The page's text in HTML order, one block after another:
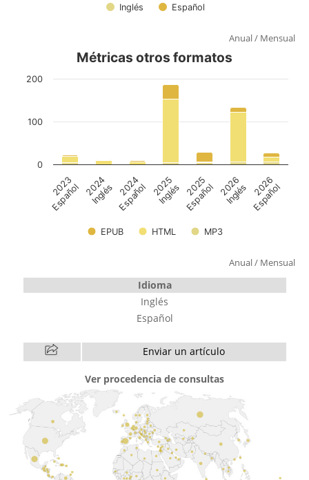
Anual/ Mensual
Anual/ Mensual
Idioma
Inglés
Español
Enviar un artículo
Ver procedencia de consultas